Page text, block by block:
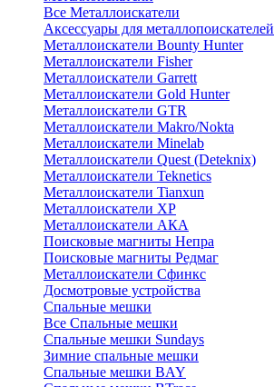
Все Металлоискатели
Аксессуары для металлопоискателей
Металлоискатели Bounty Hunter
Металлоискатели Fisher
Металлоискатели Garrett
Металлоискатели Gold Hunter
Металлоискатели GTR
Металлоискатели Makro/Nokta
Металлоискатели Minelab
Металлоискатели Quest (Deteknix)
Металлоискатели Teknetics
Металлоискатели Tianxun
Металлоискатели XP
Металлоискатели АКА
Поисковые магниты Непра
Поисковые магниты Редмаг
Металлоискатели Сфинкс
Досмотровые устройства
Спальные мешки
Все Спальные мешки
Спальные мешки Sundays
Зимние спальные мешки
Спальные мешки BAY